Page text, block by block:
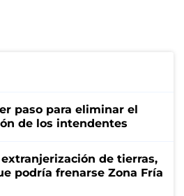
paso para eliminar el
de los intendentes
de tierras,
podría frenarse Zona Fría